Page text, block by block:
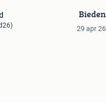
Bieden
29 apr 26